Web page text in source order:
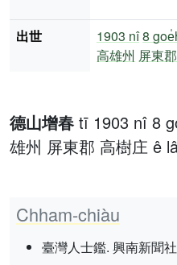
德山增春 tī 1903 nî 8
雄州 屏東郡 高樹庄 ê
Chham-chiàu
臺灣人士鑑. 興南新聞
出世 1903 nî8
高雄州 屏東郡